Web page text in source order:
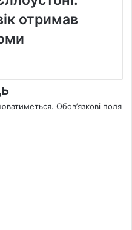
отримав
Обов’язкові поля